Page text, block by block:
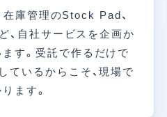
庫管理のStock Pad、
、自社サービスを企画か
す。受託で作るだけで
ているからこそ、現場で
ます。